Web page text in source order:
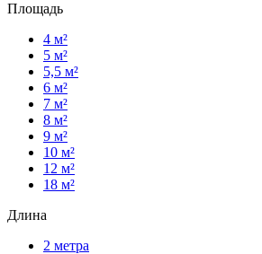
Площадь
4 м²
5 м²
5,5 м²
6 м²
7 м²
8 м²
9 м²
10 м²
12 м²
18 м²
Длина
2 метра